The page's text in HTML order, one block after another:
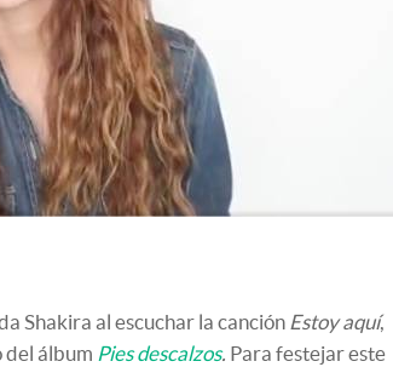
Shakira al escuchar la canción Estoy aquí,
del álbum Pies descalzos. Para festejar este